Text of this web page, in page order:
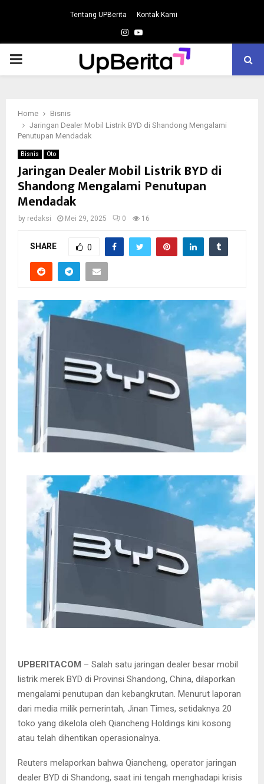
Tentang UPBerita Kontak Kami
Instagram
Youtube
PRIMARY
Home
Bisnis
Jaringan Dealer Mobil Listrik BYD di Shandong Mengalami
Penutupan Mendadak
Bisnis Oto
Jaringan Dealer Mobil Listrik BYD di
Shandong Mengalami Penutupan
Mendadak
by redaksi Mei 29, 2025 0 16
SHARE 0
UPBERITACOM – Salah satu jaringan dealer besar mobil
listrik merek BYD di Provinsi Shandong, China, dilaporkan
mengalami penutupan dan kebangkrutan. Menurut laporan
dari media milik pemerintah, Jinan Times, setidaknya 20
toko yang dikelola oleh Qiancheng Holdings kini kosong
atau telah dihentikan operasionalnya.
Reuters melaporkan bahwa Qiancheng, operator jaringan
dealer BYD di Shandong, saat ini tengah menghadapi krisis